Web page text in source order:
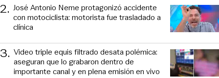
2. José Antonio Neme protagonizó accidente
con motociclista: motorista fue trasladado a
clínica
3. Video triple equis filtrado desata polémica:
aseguran que lo grabaron dentro de
importante canal y en plena emisión en vivo